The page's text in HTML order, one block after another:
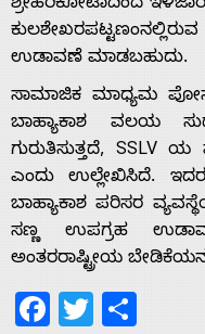
Home
About
Us
Advertise
With
ಶ್ರೀಹರಿಕೋಟಾದಿಂದ
ಉಡಾವಣೆ ಮಾಡಬಹುದು.
ಸಾಮಾಜಿಕ ಮಾಧ್ಯಮ
ಬಾಹ್ಯಾಕಾಶ ವಲಯ
ಗುರುತಿಸುತ್ತದೆ, SSLV
ಎಂದು ಉಲ್ಲೇಖಿಸಿದೆ.
ಬಾಹ್ಯಾಕಾಶ ಪರಿಸರ
ಸಣ್ಣ ಉಪಗ್ರಹ
ಅಂತರರಾಷ್ಟ್ರೀಯ
Facebook
Twitter